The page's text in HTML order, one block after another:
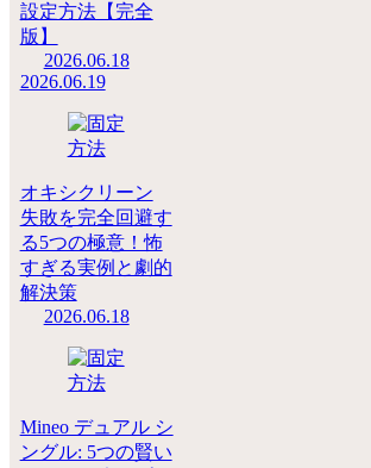
設定方法【完全
版】
2026.06.18
2026.06.19
オキシクリーン
失敗を完全回避す
る5つの極意！怖
すぎる実例と劇的
解決策
2026.06.18
Mineo デュアル シ
ングル: 5つの賢い